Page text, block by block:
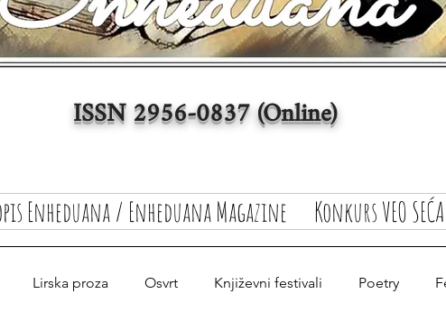
ISSN 2956-0837 (Online)
Enheduana / Enheduana Magazine Konkurs VEO
Lirska proza Osvrt Književni festivali Poetry